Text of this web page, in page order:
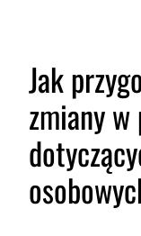
Jak
zmiany